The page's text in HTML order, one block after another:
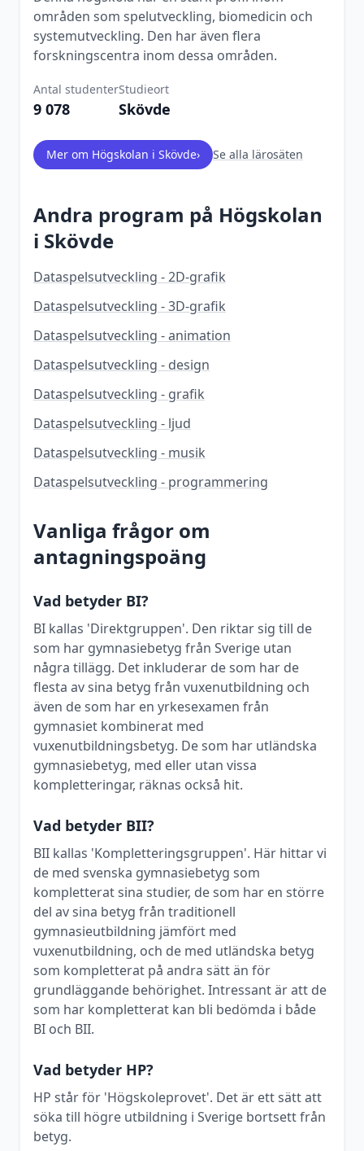
områden som spelutveckling, biomedicin och
systemutveckling. Den har även flera
forskningscentra inom dessa områden.
Antal studenter
9 078
Studieort
Skövde
Mer om Högskolan i Skövde› Se alla lärosäten
Andra program på Högskolan
i Skövde
Dataspelsutveckling - 2D-grafik
Dataspelsutveckling - 3D-grafik
Dataspelsutveckling - animation
Dataspelsutveckling - design
Dataspelsutveckling - grafik
Dataspelsutveckling - ljud
Dataspelsutveckling - musik
Dataspelsutveckling - programmering
Vanliga frågor om
antagningspoäng
Vad betyder BI?
BI kallas 'Direktgruppen'. Den riktar sig till de
som har gymnasiebetyg från Sverige utan
några tillägg. Det inkluderar de som har de
flesta av sina betyg från vuxenutbildning och
även de som har en yrkesexamen från
gymnasiet kombinerat med
vuxenutbildningsbetyg. De som har utländska
gymnasiebetyg, med eller utan vissa
kompletteringar, räknas också hit.
Vad betyder BII?
BII kallas 'Kompletteringsgruppen'. Här hittar vi
de med svenska gymnasiebetyg som
kompletterat sina studier, de som har en större
del av sina betyg från traditionell
gymnasieutbildning jämfört med
vuxenutbildning, och de med utländska betyg
som kompletterat på andra sätt än för
grundläggande behörighet. Intressant är att de
som har kompletterat kan bli bedömda i både
BI och BII.
Vad betyder HP?
HP står för 'Högskoleprovet'. Det är ett sätt att
söka till högre utbildning i Sverige bortsett från
betyg.